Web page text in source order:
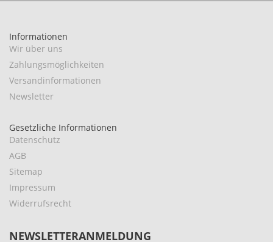
Informationen
Wir über uns
Zahlungsmöglichkeiten
Versandinformationen
Newsletter
Gesetzliche Informationen
Datenschutz
AGB
Sitemap
Impressum
Widerrufsrecht
NEWSLETTERANMELDUNG